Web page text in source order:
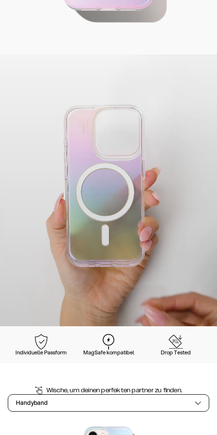
Individuelle Passform MagSafe kompatibel Drop Tested
Wische, um deinen perfekten partner zu finden.
Handyband